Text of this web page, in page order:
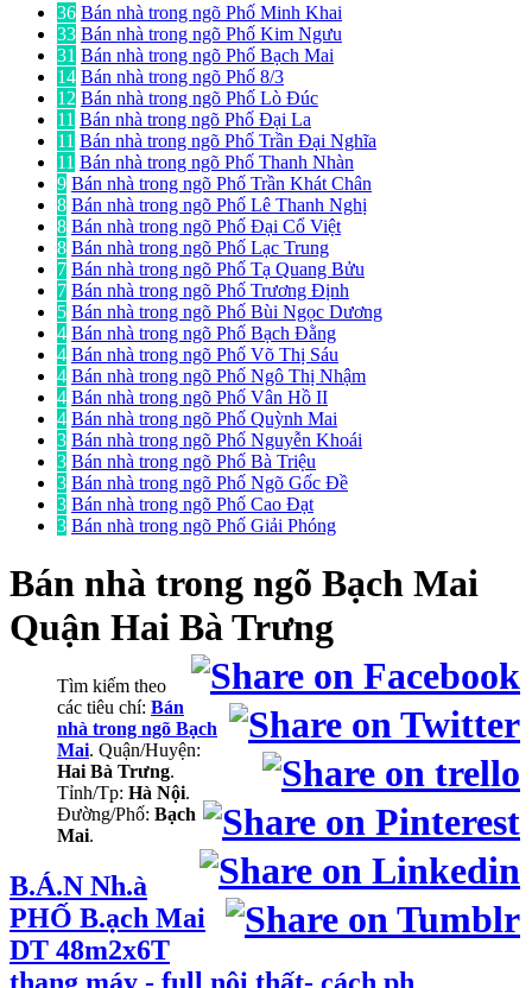
36 Bán nhà trong ngõ Phố Minh Khai
33 Bán nhà trong ngõ Phố Kim Ngưu
31 Bán nhà trong ngõ Phố Bạch Mai
14 Bán nhà trong ngõ Phố 8/3
12 Bán nhà trong ngõ Phố Lò Đúc
11 Bán nhà trong ngõ Phố Đại La
11 Bán nhà trong ngõ Phố Trần Đại Nghĩa
11 Bán nhà trong ngõ Phố Thanh Nhàn
9 Bán nhà trong ngõ Phố Trần Khát Chân
8 Bán nhà trong ngõ Phố Lê Thanh Nghị
8 Bán nhà trong ngõ Phố Đại Cổ Việt
8 Bán nhà trong ngõ Phố Lạc Trung
7 Bán nhà trong ngõ Phố Tạ Quang Bửu
7 Bán nhà trong ngõ Phố Trương Định
5 Bán nhà trong ngõ Phố Bùi Ngọc Dương
4 Bán nhà trong ngõ Phố Bạch Đằng
4 Bán nhà trong ngõ Phố Võ Thị Sáu
4 Bán nhà trong ngõ Phố Ngô Thị Nhậm
4 Bán nhà trong ngõ Phố Vân Hồ II
4 Bán nhà trong ngõ Phố Quỳnh Mai
3 Bán nhà trong ngõ Phố Nguyễn Khoái
3 Bán nhà trong ngõ Phố Bà Triệu
3 Bán nhà trong ngõ Phố Ngõ Gốc Đề
3 Bán nhà trong ngõ Phố Cao Đạt
3 Bán nhà trong ngõ Phố Giải Phóng
Bán nhà trong ngõ Bạch Mai
Quận Hai Bà Trưng
Tìm kiếm theo
các tiêu chí: Bán
nhà trong ngõ Bạch
Mai. Quận/Huyện:
Hai Bà Trưng.
Tỉnh/Tp: Hà Nội.
Đường/Phố: Bạch
Mai.
B.Á.N Nh.à
PHỐ B.ạch Mai
DT 48m2x6T
thang máy - full nội thất- cách ph